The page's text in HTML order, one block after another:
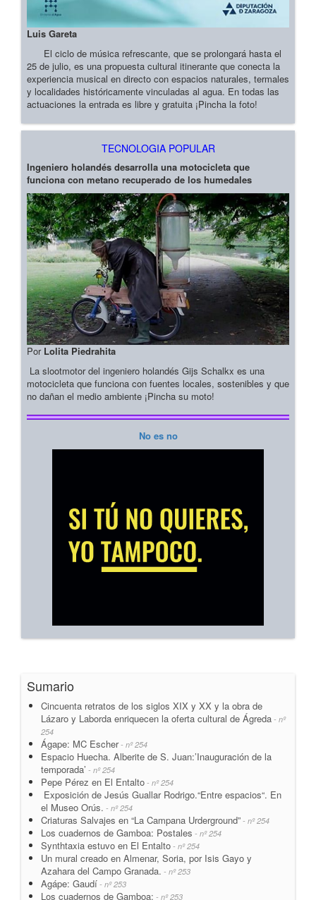
Luis Gareta
El ciclo de música refrescante, que se prolongará hasta el
25 de julio, es una propuesta cultural itinerante que conecta la
experiencia musical en directo con espacios naturales, termales
y localidades históricamente vinculadas al agua. En todas las
actuaciones la entrada es libre y gratuita ¡Pincha la foto!
TECNOLOGIA POPULAR
Ingeniero holandés desarrolla una motocicleta que
funciona con metano recuperado de los humedales
Por Lolita Piedrahita
La slootmotor del ingeniero holandés Gijs Schalkx es una
motocicleta que funciona con fuentes locales, sostenibles y que
no dañan el medio ambiente ¡Pincha su moto!
No es no
Sumario
Cincuenta retratos de los siglos XIX y XX y la obra de
Lázaro y Laborda enriquecen la oferta cultural de Ágreda - nº
254
Ágape: MC Escher- nº 254
Espacio Huecha. Alberite de S. Juan:’Inauguración de la
temporada’ - nº 254
Pepe Pérez en El Entalto - nº 254
Exposición de Jesús Guallar Rodrigo.“Entre espacios“. En
el Museo Orús. - nº 254
Criaturas Salvajes en “La Campana Urderground” - nº 254
Los cuadernos de Gamboa: Postales - nº 254
Synthtaxia estuvo en El Entalto - nº 254
Un mural creado en Almenar, Soria, por Isis Gayo y
Azahara del Campo Granada. - nº 253
Agápe: Gaudí - nº 253
Los cuadernos de Gamboa: - nº 253